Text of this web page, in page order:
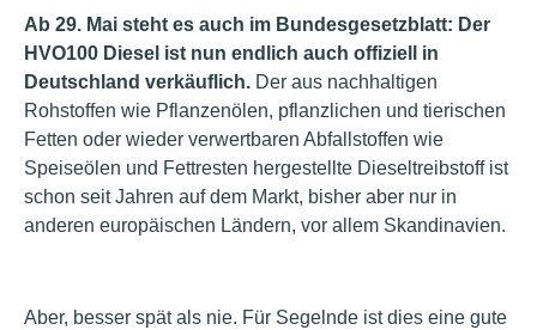
Ab 29. Mai steht es auch im Bundesgesetzblatt: Der
HVO100 Diesel ist nun endlich auch offiziell in
Deutschland verkäuflich. Der aus nachhaltigen
Rohstoffen wie Pflanzenölen, pflanzlichen und tierischen
Fetten oder wieder verwertbaren Abfallstoffen wie
Speiseölen und Fettresten hergestellte Dieseltreibstoff ist
schon seit Jahren auf dem Markt, bisher aber nur in
anderen europäischen Ländern, vor allem Skandinavien.
Aber, besser spät als nie. Für Segelnde ist dies eine gute